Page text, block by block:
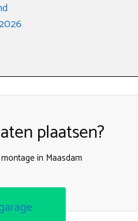
plaatsen?
in Maasdam